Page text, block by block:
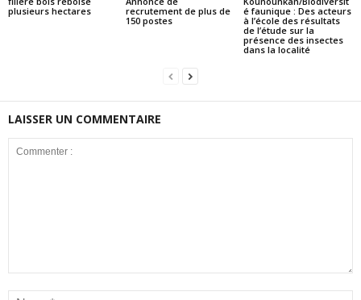
plusieurs hectares
recrutement de plus de
150 postes
é faunique : Des acteurs
à l’école des résultats
de l’étude sur la
présence des insectes
dans la localité
LAISSER UN COMMENTAIRE